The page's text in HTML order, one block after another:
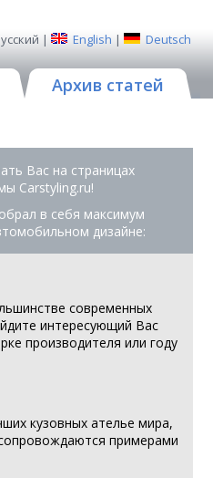
| English | Deutsch
Архив статей
Вас на страницах
Сarstyling.ru!
в себя максимум
дизайне:
современных
интересующий Вас
производителя или году
кузовных ателье мира,
примерами